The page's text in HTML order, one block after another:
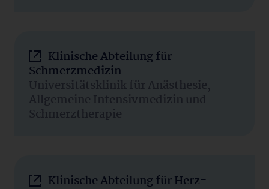
Klinische Abteilung für
Schmerzmedizin
Universitätsklinik für Anästhesie,
Allgemeine Intensivmedizin und
Schmerztherapie
Klinische Abteilung für Herz-